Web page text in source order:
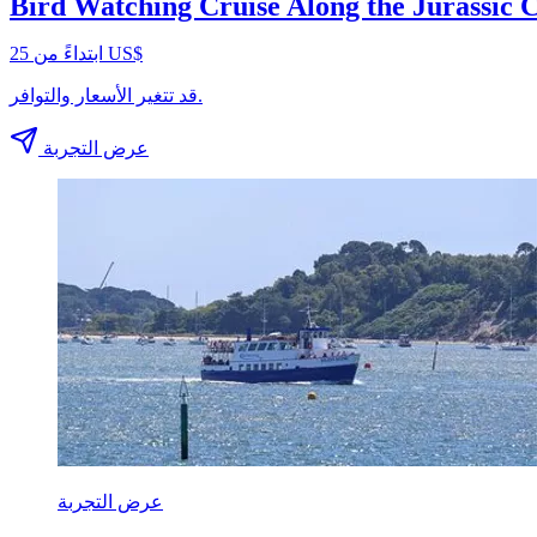
Bird Watching Cruise Along the Jurassic
ابتداءً من ‏25 US$
قد تتغير الأسعار والتوافر.
عرض التجربة
عرض التجربة